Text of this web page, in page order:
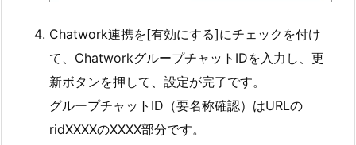
Chatwork連携を[有効にする]にチェックを付け
て、ChatworkグループチャットIDを入力し、更
新ボタンを押して、設定が完了です。
グループチャットID（要名称確認）はURLの
ridXXXXのXXXX部分です。